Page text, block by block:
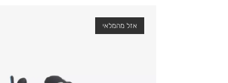
אזל מהמלאי